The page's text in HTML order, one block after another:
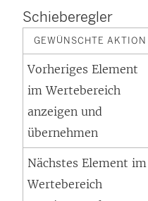
Schieberegler
GEWÜNSCHTE AKTION
Vorheriges Element
im Wertebereich
anzeigen und
übernehmen
Nächstes Element im
Wertebereich